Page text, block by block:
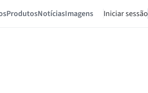
ProdutosNotíciasImagens Iniciar sessão